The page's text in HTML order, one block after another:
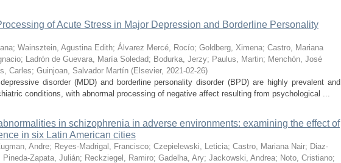
of Acute Stress in Major Depression and Borderline Personality
; Wainsztein, Agustina Edith; Álvarez Mercé, Rocío; Goldberg, Ximena; Castro, Mariana
; Ladrón de Guevara, María Soledad; Bodurka, Jerzy; Paulus, Martin; Menchón, José
Carles; Guinjoan, Salvador Martín (Elsevier, 2021-02-26)
disorder (MDD) and borderline personality disorder (BPD) are highly prevalent and
conditions, with abnormal processing of negative affect resulting from psychological ...
in schizophrenia in adverse environments: examining the effect of
in six Latin American cities
Andre; Reyes-Madrigal, Francisco; Czepielewski, Leticia; Castro, Mariana Nair; Diaz-
Pineda-Zapata, Julián; Reckziegel, Ramiro; Gadelha, Ary; Jackowski, Andrea; Noto, Cristiano;